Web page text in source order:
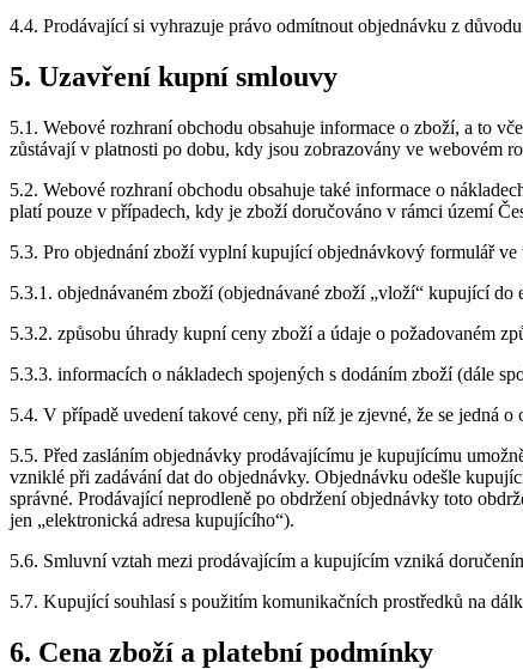
4.4. Prodávající si vyhrazuje právo odmítnout objednávku z
5. Uzavření kupní smlouvy
5.1. Webové rozhraní obchodu obsahuje informace o zboží, a to
zůstávají v platnosti po dobu, kdy jsou zobrazovány ve webovém
5.2. Webové rozhraní obchodu obsahuje také informace o
platí pouze v případech, kdy je zboží doručováno v rámci území
5.3. Pro objednání zboží vyplní kupující objednávkový formulář
5.3.1. objednávaném zboží (objednávané zboží „vloží“ kupující
5.3.2. způsobu úhrady kupní ceny zboží a údaje o požadovaném
5.3.3. informacích o nákladech spojených s dodáním zboží (dále
5.4. V případě uvedení takové ceny, při níž je zjevné, že se jedná
5.5. Před zasláním objednávky prodávajícímu je kupujícímu
vzniklé při zadávání dat do objednávky. Objednávku odešle
správné. Prodávající neprodleně po obdržení objednávky toto
jen „elektronická adresa kupujícího“).
5.6. Smluvní vztah mezi prodávajícím a kupujícím vzniká
5.7. Kupující souhlasí s použitím komunikačních prostředků na
6. Cena zboží a platební podmínky